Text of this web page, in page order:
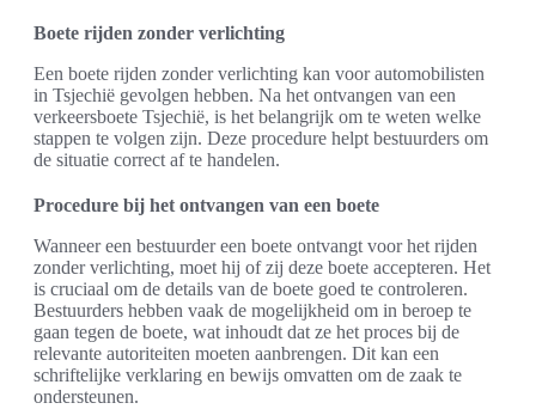
Boete rijden zonder verlichting
Een boete rijden zonder verlichting kan voor automobilisten
in Tsjechië gevolgen hebben. Na het ontvangen van een
verkeersboete Tsjechië, is het belangrijk om te weten welke
stappen te volgen zijn. Deze procedure helpt bestuurders om
de situatie correct af te handelen.
Procedure bij het ontvangen van een boete
Wanneer een bestuurder een boete ontvangt voor het rijden
zonder verlichting, moet hij of zij deze boete accepteren. Het
is cruciaal om de details van de boete goed te controleren.
Bestuurders hebben vaak de mogelijkheid om in beroep te
gaan tegen de boete, wat inhoudt dat ze het proces bij de
relevante autoriteiten moeten aanbrengen. Dit kan een
schriftelijke verklaring en bewijs omvatten om de zaak te
ondersteunen.